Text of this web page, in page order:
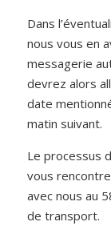
Dans
nous vous en
messagerie
devrez alors
date
matin suivant.
Le processus
vous
avec nous au
de transport.